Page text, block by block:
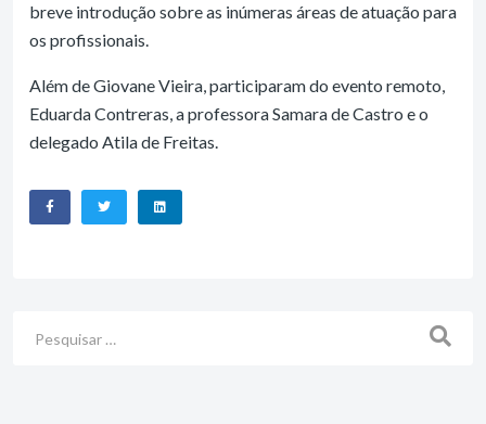
breve introdução sobre as inúmeras áreas de atuação para
os profissionais.
Além de Giovane Vieira, participaram do evento remoto,
Eduarda Contreras, a professora Samara de Castro e o
delegado Atila de Freitas.